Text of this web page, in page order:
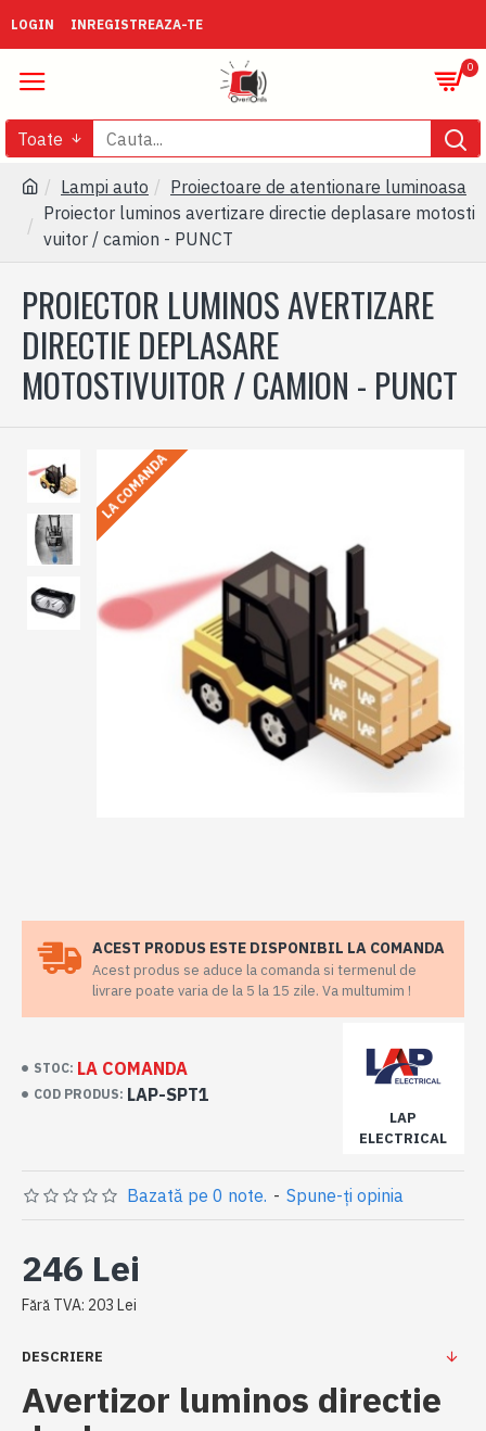
LOGIN INREGISTREAZA-TE
0
Toate
Lampi auto
Proiectoare de atentionare luminoasa
Proiector luminos avertizare directie deplasare motosti
vuitor / camion - PUNCT
PROIECTOR LUMINOS AVERTIZARE
DIRECTIE DEPLASARE
MOTOSTIVUITOR / CAMION - PUNCT
LA COMANDA
ACEST PRODUS ESTE DISPONIBIL LA COMANDA
Acest produs se aduce la comanda si termenul de
livrare poate varia de la 5 la 15 zile. Va multumim !
STOC: LA COMANDA
COD PRODUS: LAP-SPT1
LAP
ELECTRICAL
Bazată pe 0 note. - Spune-ţi opinia
246 Lei
Fără TVA: 203 Lei
DESCRIERE
Avertizor luminos directie